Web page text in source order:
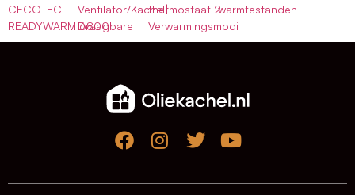
CECOTEC
READYWARM 6800
Ventilator/Kachel|
Draagbare
thermostaat 2
Verwarmingsmodi
warmtestanden